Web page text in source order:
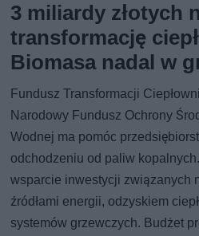
3 miliardy złotych
transformację
Biomasa nadal w
Fundusz Transformacji
Narodowy Fundusz Ochrony
Wodnej ma pomóc
odchodzeniu od paliw
wsparcie inwestycji związanych
źródłami energii, odzyskiem
systemów grzewczych. Budżet